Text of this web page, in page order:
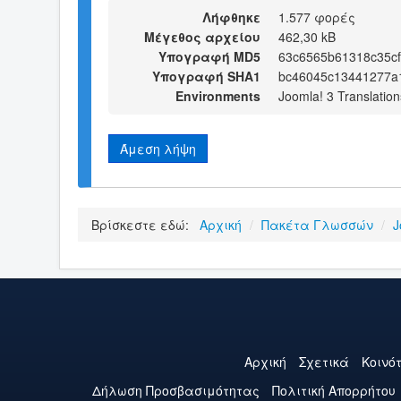
Λήφθηκε
1.577 φορές
Μέγεθος αρχείου
462,30 kB
Υπογραφή MD5
Υπογραφή SHA1
Environments
Joomla! 3
Άμεση λήψη
Βρίσκεστε εδώ: Αρχική / Πακέτα Γλωσσών /
Αρχική Σχετικά
Δήλωση Προσβασιμότητας
Πολιτική Aπορρήτου